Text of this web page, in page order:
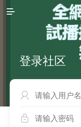

登录社区

